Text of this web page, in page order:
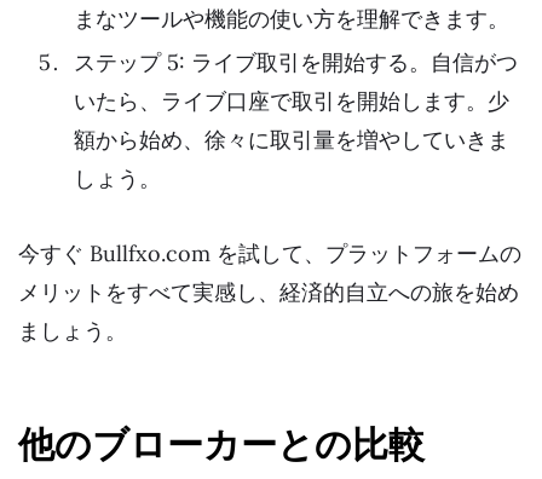
まなツールや機能の使い方を理解できます。
ステップ 5: ライブ取引を開始する。自信がつ
いたら、ライブ口座で取引を開始します。少
額から始め、徐々に取引量を増やしていきま
しょう。
今すぐ Bullfxo.com を試して、プラットフォームの
メリットをすべて実感し、経済的自立への旅を始め
ましょう。
他のブローカーとの比較